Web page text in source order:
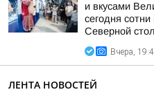
и вкусами
сегодня
Северной
Вчера,
ЛЕНТА НОВОСТЕЙ